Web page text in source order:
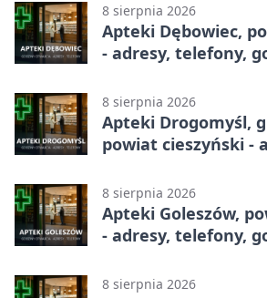
8 sierpnia 2026
Apteki Dębowiec,
- adresy, telefony,
8 sierpnia 2026
Apteki Drogomyśl,
powiat cieszyński -
8 sierpnia 2026
Apteki Goleszów,
- adresy, telefony,
8 sierpnia 2026